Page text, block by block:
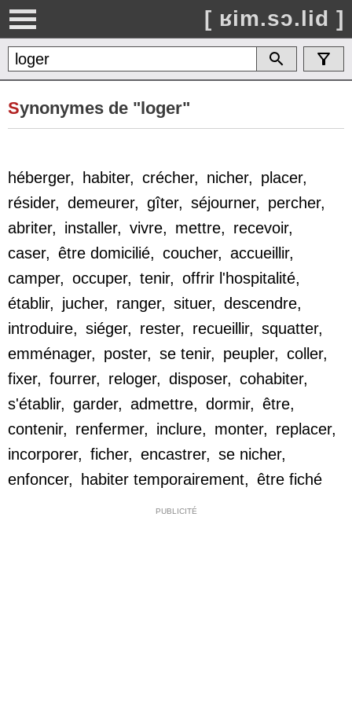
[ ʁim.sɔ.lid ]
Synonymes de "loger"
héberger, habiter, crécher, nicher, placer,
résider, demeurer, gîter, séjourner, percher,
abriter, installer, vivre, mettre, recevoir,
caser, être domicilié, coucher, accueillir,
camper, occuper, tenir, offrir l'hospitalité,
établir, jucher, ranger, situer, descendre,
introduire, siéger, rester, recueillir, squatter,
emménager, poster, se tenir, peupler, coller,
fixer, fourrer, reloger, disposer, cohabiter,
s'établir, garder, admettre, dormir, être,
contenir, renfermer, inclure, monter, replacer,
incorporer, ficher, encastrer, se nicher,
enfoncer, habiter temporairement, être fiché
PUBLICITÉ